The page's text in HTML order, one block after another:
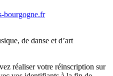
bourgogne.fr
de danse et d’art
réaliser votre réinscription sur